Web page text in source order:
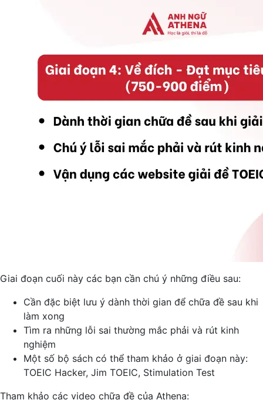
Giai đoạn cuối này các bạn cần chú ý những điều sau:
Cần đặc biệt lưu ý dành thời gian để chữa đề sau khi
làm xong
Tìm ra những lỗi sai thường mắc phải và rút kinh
nghiệm
Một số bộ sách có thể tham khảo ở giai đoạn này:
TOEIC Hacker, Jim TOEIC, Stimulation Test
Tham khảo các video chữa đề của Athena: